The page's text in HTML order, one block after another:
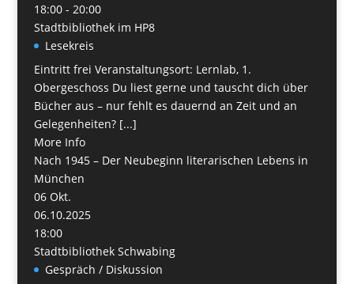
18:00 - 20:00
Stadtbibliothek im HP8
Lesekreis
Eintritt frei Veranstaltungsort: Lernlab, 1.
Obergeschoss Du liest gerne und tauscht dich über
Bücher aus – nur fehlt es dauernd an Zeit und an
Gelegenheiten? [...]
More Info
Nach 1945 – Der Neubeginn literarischen Lebens in
München
06 Okt.
06.10.2025
18:00
Stadtbibliothek Schwabing
Gespräch / Diskussion